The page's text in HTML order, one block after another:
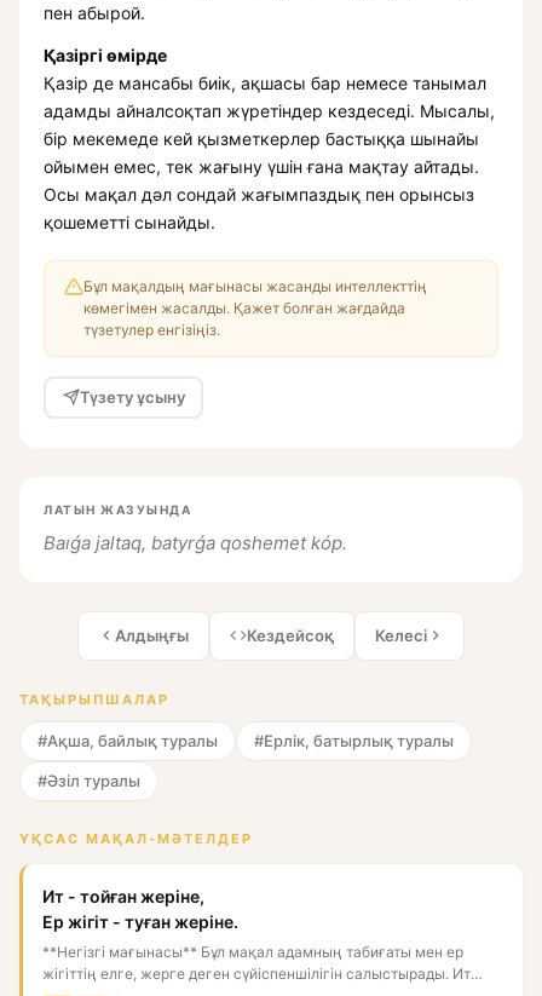
пен абырой.
Қазіргі өмірде
Қазір де мансабы биік, ақшасы бар немесе танымал
адамды айналсоқтап жүретіндер кездеседі. Мысалы,
бір мекемеде кей қызметкерлер бастыққа шынайы
ойымен емес, тек жағыну үшін ғана мақтау айтады.
Осы мақал дәл сондай жағымпаздық пен орынсыз
қошеметті сынайды.
Бұл мақалдың мағынасы жасанды интеллекттің
көмегімен жасалды. Қажет болған жағдайда
түзетулер енгізіңіз.
Түзету ұсыну
ЛАТЫН ЖАЗУЫНДА
Baıǵa jaltaq, batyrǵa qoshemet kóp.
Алдыңғы Кездейсоқ Келесі
ТАҚЫРЫПШАЛАР
#Ақша, байлық туралы #Ерлік, батырлық туралы
#Әзіл туралы
ҰҚСАС МАҚАЛ-МӘТЕЛДЕР
Ит - тойған жеріне,
Ер жігіт - туған жеріне.
**Негізгі мағынасы** Бұл мақал адамның табиғаты мен ер
жігіттің елге, жерге деген сүйіспеншілігін салыстырады. Ит